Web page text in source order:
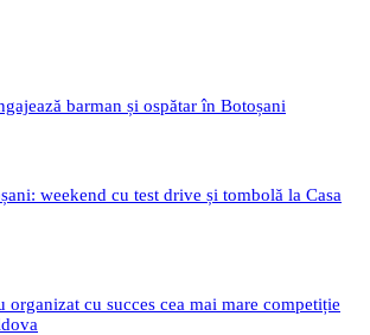
barman și ospătar în Botoșani
weekend cu test drive și tombolă la Casa
organizat cu succes cea mai mare competiție